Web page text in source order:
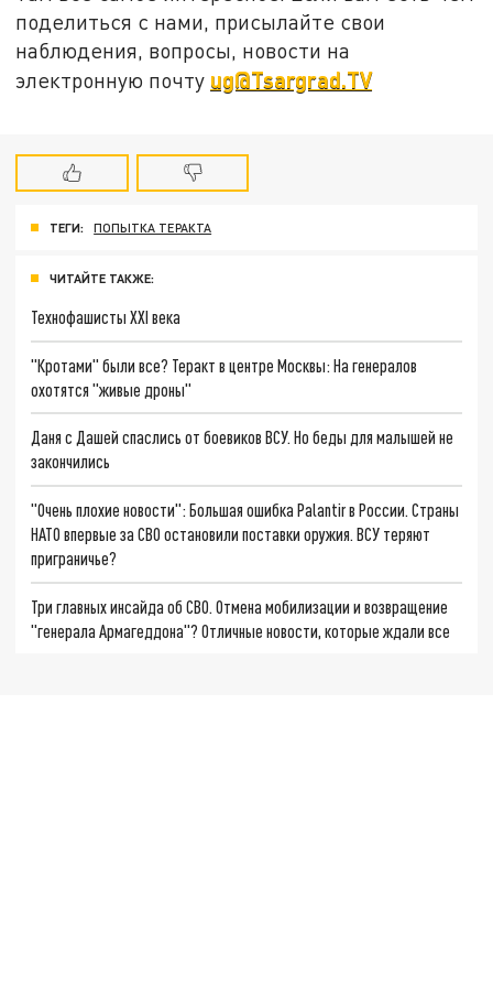
поделиться с нами, присылайте свои
наблюдения, вопросы, новости на
электронную почту ug@Tsargrad.TV
ТЕГИ: ПОПЫТКА ТЕРАКТА
ЧИТАЙТЕ ТАКЖЕ:
Технофашисты XXI века
"Кротами" были все? Теракт в центре Москвы: На генералов
охотятся "живые дроны"
Даня с Дашей спаслись от боевиков ВСУ. Но беды для малышей не
закончились
"Очень плохие новости": Большая ошибка Palantir в России. Страны
НАТО впервые за СВО остановили поставки оружия. ВСУ теряют
приграничье?
Три главных инсайда об СВО. Отмена мобилизации и возвращение
"генерала Армагеддона"? Отличные новости, которые ждали все